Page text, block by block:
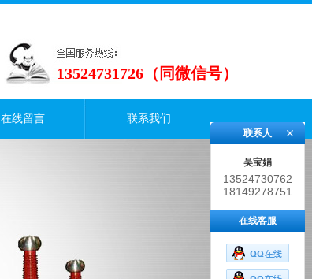
13524731726（同微信号）
在线留言 联系我们
联系人
吴宝娟
13524730762
18149278751
在线客服